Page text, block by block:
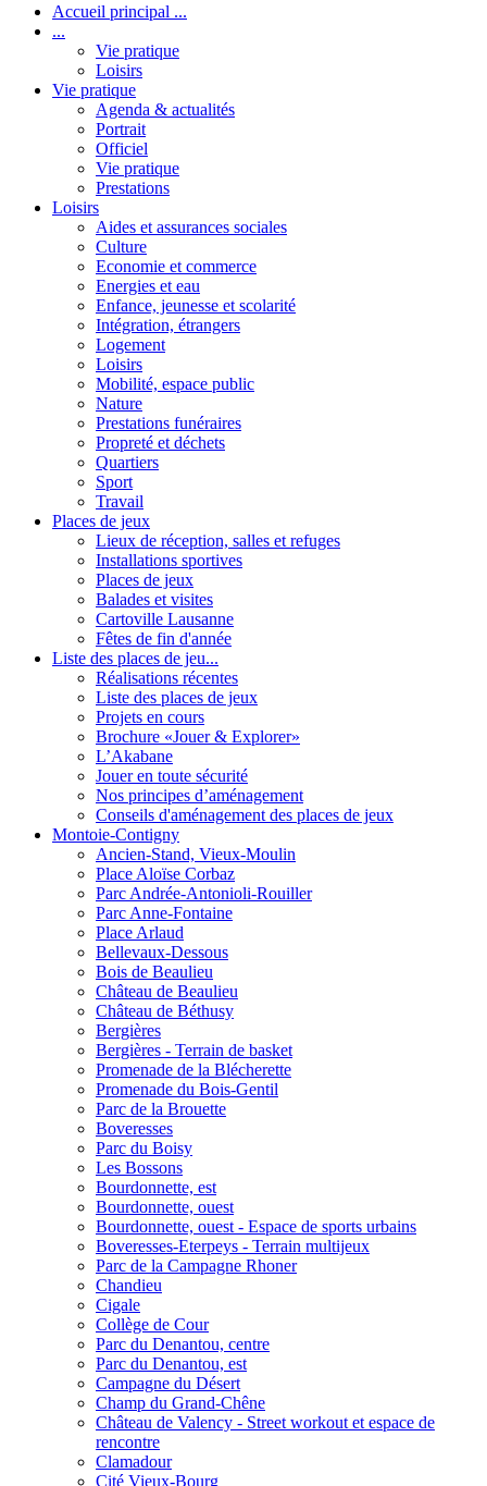
Accueil principal ...
...
Vie pratique
Loisirs
Vie pratique
Agenda & actualités
Portrait
Officiel
Vie pratique
Prestations
Loisirs
Aides et assurances sociales
Culture
Economie et commerce
Energies et eau
Enfance, jeunesse et scolarité
Intégration, étrangers
Logement
Loisirs
Mobilité, espace public
Nature
Prestations funéraires
Propreté et déchets
Quartiers
Sport
Travail
Places de jeux
Lieux de réception, salles et refuges
Installations sportives
Places de jeux
Balades et visites
Cartoville Lausanne
Fêtes de fin d'année
Liste des places de jeu...
Réalisations récentes
Liste des places de jeux
Projets en cours
Brochure «Jouer & Explorer»
L’Akabane
Jouer en toute sécurité
Nos principes d’aménagement
Conseils d'aménagement des places de jeux
Montoie-Contigny
Ancien-Stand, Vieux-Moulin
Place Aloïse Corbaz
Parc Andrée-Antonioli-Rouiller
Parc Anne-Fontaine
Place Arlaud
Bellevaux-Dessous
Bois de Beaulieu
Château de Beaulieu
Château de Béthusy
Bergières
Bergières - Terrain de basket
Promenade de la Blécherette
Promenade du Bois-Gentil
Parc de la Brouette
Boveresses
Parc du Boisy
Les Bossons
Bourdonnette, est
Bourdonnette, ouest
Bourdonnette, ouest - Espace de sports urbains
Boveresses-Eterpeys - Terrain multijeux
Parc de la Campagne Rhoner
Chandieu
Cigale
Collège de Cour
Parc du Denantou, centre
Parc du Denantou, est
Campagne du Désert
Champ du Grand-Chêne
Château de Valency - Street workout et espace de
rencontre
Clamadour
Cité Vieux-Bourg